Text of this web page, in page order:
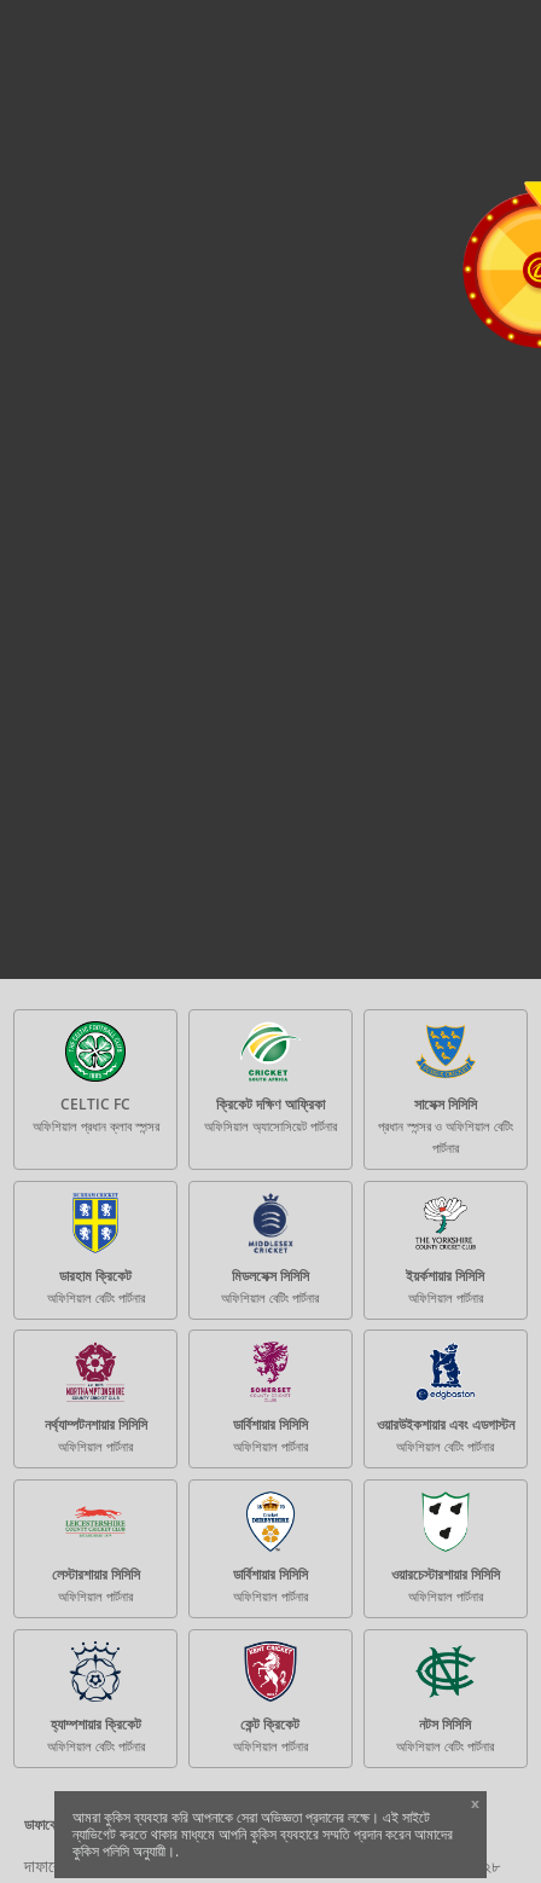
CELTIC FC
অফিশিয়াল প্রধান ক্লাব স্পন্সর
ক্রিকেট দক্ষিণ আফ্রিকা
অফিসিয়াল অ্যাসোসিয়েট পার্টনার
সাসেক্স সিসিসি
প্রধান স্পন্সর ও অফিশিয়াল বেটিং
পার্টনার
ডারহাম ক্রিকেট
অফিশিয়াল বেটিং পার্টনার
মিডলসেক্স সিসিসি
অফিশিয়াল বেটিং পার্টনার
ইয়র্কশায়ার সিসিসি
অফিশিয়াল পার্টনার
নর্থ্যাম্পটনশায়ার সিসিসি
অফিশিয়াল পার্টনার
ডার্বিশায়ার সিসিসি
অফিশিয়াল পার্টনার
ওয়ারউইকশায়ার এবং এডগাস্টন
অফিশিয়াল বেটিং পার্টনার
লেস্টারশায়ার সিসিসি
অফিশিয়াল পার্টনার
ডার্বিশায়ার সিসিসি
অফিশিয়াল পার্টনার
ওয়ারচেস্টারশায়ার সিসিসি
অফিশিয়াল পার্টনার
হ্যাম্পশায়ার ক্রিকেট
অফিশিয়াল বেটিং পার্টনার
কেন্ট ক্রিকেট
অফিশিয়াল পার্টনার
নটস সিসিসি
অফিশিয়াল বেটিং পার্টনার
ডাফাবেট সম্পর্কে
দাফাবেট অসমিলা এন.ভি. দ্বারা পরিচালিত হয়। একটি সীমিত দায়বদ্ধতা কোম্পানি যা ২৮
আমরা কুকিস ব্যবহার করি আপনাকে সেরা অভিজ্ঞতা প্রদানের লক্ষে। এই সাইটে
ন্যাভিগেট করতে থাকার মাধ্যমে আপনি কুকিস ব্যবহারে সম্মতি প্রদান করেন আমাদের
কুকিস পলিসি অনুযায়ী।.
x